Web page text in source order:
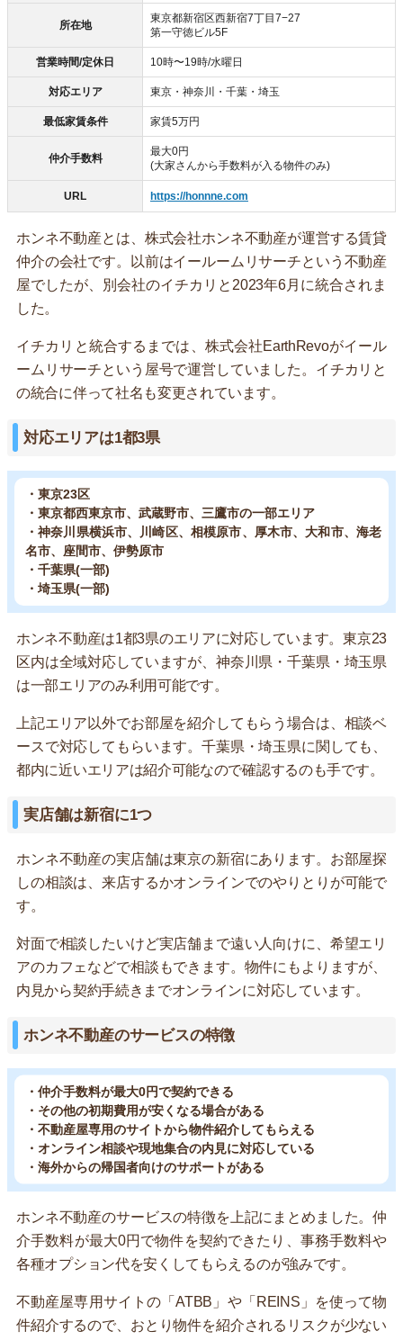
所在地
東京都新宿区西新宿7丁目7−27
第一守徳ビル5F
営業時間/定休日 10時〜19時/水曜日
対応エリア 東京・神奈川・千葉・埼玉
最低家賃条件 家賃5万円
仲介手数料
最大0円
(大家さんから手数料が入る物件のみ)
URL https://honnne.com
ホンネ不動産とは、株式会社ホンネ不動産が運営する賃貸
仲介の会社です。以前はイールームリサーチという不動産
屋でしたが、別会社のイチカリと2023年6月に統合されま
した。
イチカリと統合するまでは、株式会社EarthRevoがイール
ームリサーチという屋号で運営していました。イチカリと
の統合に伴って社名も変更されています。
対応エリアは1都3県
・東京23区
・東京都西東京市、武蔵野市、三鷹市の一部エリア
・神奈川県横浜市、川崎区、相模原市、厚木市、大和市、海老
名市、座間市、伊勢原市
・千葉県(一部)
・埼玉県(一部)
ホンネ不動産は1都3県のエリアに対応しています。東京23
区内は全域対応していますが、神奈川県・千葉県・埼玉県
は一部エリアのみ利用可能です。
上記エリア以外でお部屋を紹介してもらう場合は、相談ベ
ースで対応してもらいます。千葉県・埼玉県に関しても、
都内に近いエリアは紹介可能なので確認するのも手です。
実店舗は新宿に1つ
ホンネ不動産の実店舗は東京の新宿にあります。お部屋探
しの相談は、来店するかオンラインでのやりとりが可能で
す。
対面で相談したいけど実店舗まで遠い人向けに、希望エリ
アのカフェなどで相談もできます。物件にもよりますが、
内見から契約手続きまでオンラインに対応しています。
ホンネ不動産のサービスの特徴
・仲介手数料が最大0円で契約できる
・その他の初期費用が安くなる場合がある
・不動産屋専用のサイトから物件紹介してもらえる
・オンライン相談や現地集合の内見に対応している
・海外からの帰国者向けのサポートがある
ホンネ不動産のサービスの特徴を上記にまとめました。仲
介手数料が最大0円で物件を契約できたり、事務手数料や
各種オプション代を安くしてもらえるのが強みです。
不動産屋専用サイトの「ATBB」や「REINS」を使って物
件紹介するので、おとり物件を紹介されるリスクが少ない